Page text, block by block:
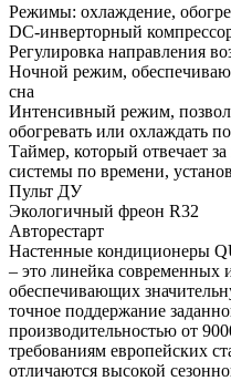
Режимы: охлаждение,
DC-инверторный
Регулировка направления
Ночной режим,
сна
Интенсивный режим,
обогревать или охлаждать
Таймер, который отвечает
системы по времени,
Пульт ДУ
Экологичный фреон R32
Авторестарт
Настенные кондиционеры
– это линейка современных
обеспечивающих
точное поддержание
производительностью от
требованиям европейских
отличаются высокой